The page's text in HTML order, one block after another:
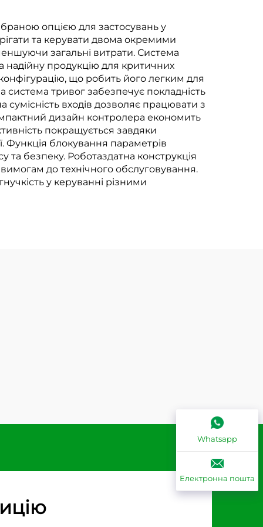
опцією для застосувань у
та керувати двома окремими
загальні витрати. Система
надійну продукцію для критичних
що робить його легким для
система тривог забезпечує покладність
входів дозволяє працювати з
дизайн контролера економить
покращується завдяки
Функція блокування параметрів
безпеку. Роботаздатна конструкція
до технічного обслуговування.
у керуванні різними
Whatsapp
Електронна пошта